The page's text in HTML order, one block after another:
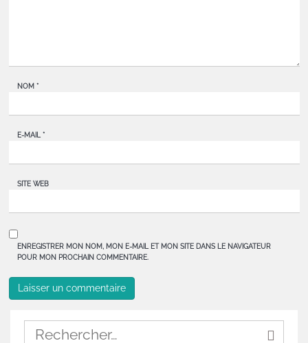
NOM *
E-MAIL *
SITE WEB
ENREGISTRER MON NOM, MON E-MAIL ET MON SITE DANS LE NAVIGATEUR
POUR MON PROCHAIN COMMENTAIRE.